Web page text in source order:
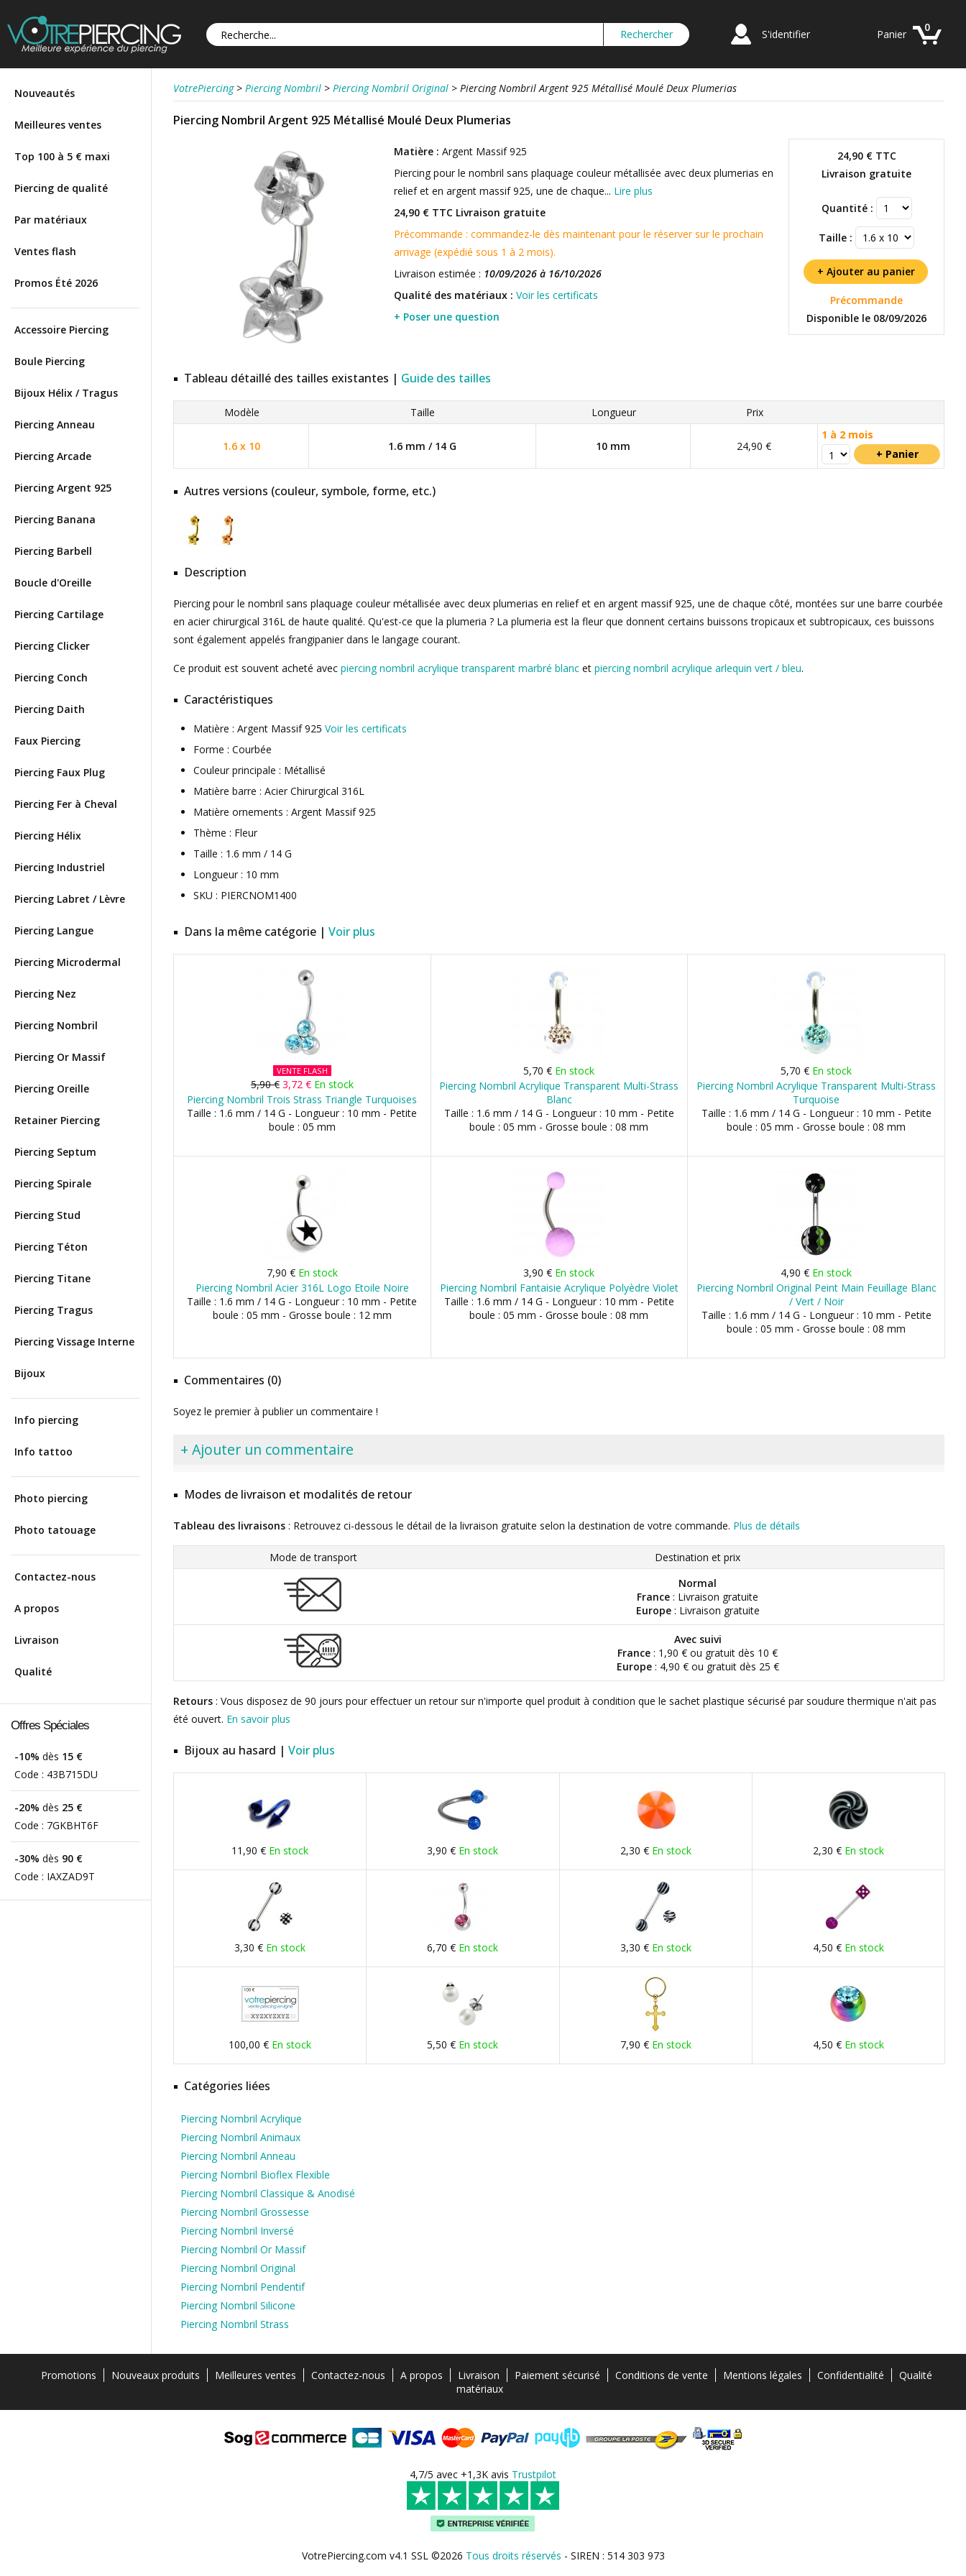
S'identifier
0
Panier
Nouveautés
Meilleures ventes
Top 100 à 5 € maxi
Piercing de qualité
Par matériaux
Ventes flash
Promos Été 2026
Accessoire Piercing
Boule Piercing
Bijoux Hélix / Tragus
Piercing Anneau
Piercing Arcade
Piercing Argent 925
Piercing Banana
Piercing Barbell
Boucle d'Oreille
Piercing Cartilage
Piercing Clicker
Piercing Conch
Piercing Daith
Faux Piercing
Piercing Faux Plug
Piercing Fer à Cheval
Piercing Hélix
Piercing Industriel
Piercing Labret / Lèvre
Piercing Langue
Piercing Microdermal
Piercing Nez
Piercing Nombril
Piercing Or Massif
Piercing Oreille
Retainer Piercing
Piercing Septum
Piercing Spirale
Piercing Stud
Piercing Téton
Piercing Titane
Piercing Tragus
Piercing Vissage Interne
Bijoux
Info piercing
Info tattoo
Photo piercing
Photo tatouage
Contactez-nous
A propos
Livraison
Qualité
Offres Spéciales
-10% dès 15 €
Code : 43B715DU
-20% dès 25 €
Code : 7GKBHT6F
-30% dès 90 €
Code : IAXZAD9T
VotrePiercing > Piercing Nombril > Piercing Nombril Original > Piercing Nombril Argent 925 Métallisé Moulé Deux Plumerias
Piercing Nombril Argent 925 Métallisé Moulé Deux Plumerias
24,90 €TTC
Livraison gratuite
Quantité :
Taille :
Précommande
Disponible le 08/09/2026
Matière : Argent Massif 925
Piercing pour le nombril sans plaquage couleur métallisée avec deux plumerias en
relief et en argent massif 925, une de chaque... Lire plus
24,90 € TTC Livraison gratuite
Précommande : commandez-le dès maintenant pour le réserver sur le prochain
arrivage (expédié sous 1 à 2 mois).
Livraison estimée : 10/09/2026 à 16/10/2026
Qualité des matériaux : Voir les certificats
+ Poser une question
Tableau détaillé des tailles existantes | Guide des tailles
Modèle Taille Longueur Prix
1.6 x 10 1.6 mm / 14 G 10 mm 24,90 €
1 à 2 mois
Autres versions (couleur, symbole, forme, etc.)
Description
Piercing pour le nombril sans plaquage couleur métallisée avec deux plumerias en relief et en argent massif 925, une de chaque côté, montées sur une barre courbée
en acier chirurgical 316L de haute qualité. Qu'est-ce que la plumeria ? La plumeria est la fleur que donnent certains buissons tropicaux et subtropicaux, ces buissons
sont également appelés frangipanier dans le langage courant.
Ce produit est souvent acheté avec piercing nombril acrylique transparent marbré blanc et piercing nombril acrylique arlequin vert / bleu.
Caractéristiques
Matière : Argent Massif 925 Voir les certificats
Forme : Courbée
Couleur principale : Métallisé
Matière barre : Acier Chirurgical 316L
Matière ornements : Argent Massif 925
Thème : Fleur
Taille : 1.6 mm / 14 G
Longueur : 10 mm
SKU : PIERCNOM1400
Dans la même catégorie | Voir plus
VENTE FLASH
5,90 € 3,72 € En stock
Piercing Nombril Trois Strass Triangle Turquoises
Taille : 1.6 mm / 14 G - Longueur : 10 mm - Petite
boule : 05 mm
5,70 € En stock
Piercing Nombril Acrylique Transparent Multi-Strass
Blanc
Taille : 1.6 mm / 14 G - Longueur : 10 mm - Petite
boule : 05 mm - Grosse boule : 08 mm
5,70 € En stock
Piercing Nombril Acrylique Transparent Multi-Strass
Turquoise
Taille : 1.6 mm / 14 G - Longueur : 10 mm - Petite
boule : 05 mm - Grosse boule : 08 mm
7,90 € En stock
Piercing Nombril Acier 316L Logo Etoile Noire
Taille : 1.6 mm / 14 G - Longueur : 10 mm - Petite
boule : 05 mm - Grosse boule : 12 mm
3,90 € En stock
Piercing Nombril Fantaisie Acrylique Polyèdre Violet
Taille : 1.6 mm / 14 G - Longueur : 10 mm - Petite
boule : 05 mm - Grosse boule : 08 mm
4,90 € En stock
Piercing Nombril Original Peint Main Feuillage Blanc
/ Vert / Noir
Taille : 1.6 mm / 14 G - Longueur : 10 mm - Petite
boule : 05 mm - Grosse boule : 08 mm
Commentaires (0)
Soyez le premier à publier un commentaire !
+ Ajouter un commentaire
Modes de livraison et modalités de retour
Tableau des livraisons : Retrouvez ci-dessous le détail de la livraison gratuite selon la destination de votre commande. Plus de détails
Mode de transport
Destination et prix
Normal
France : Livraison gratuite
Europe: Livraison gratuite
Avec suivi
France : 1,90 € ou gratuit dès 10 €
Europe: 4,90 € ou gratuit dès 25 €
Retours : Vous disposez de 90 jours pour effectuer un retour sur n'importe quel produit à condition que le sachet plastique sécurisé par soudure thermique n'ait pas
été ouvert. En savoir plus
Bijoux au hasard | Voir plus
11,90 € En stock 3,90 € En stock 2,30 € En stock 2,30 € En stock
3,30 € En stock 6,70 € En stock 3,30 € En stock 4,50 € En stock
100,00 € En stock 5,50 € En stock 7,90 € En stock 4,50 € En stock
Catégories liées
Piercing Nombril Acrylique
Piercing Nombril Animaux
Piercing Nombril Anneau
Piercing Nombril Bioflex Flexible
Piercing Nombril Classique & Anodisé
Piercing Nombril Grossesse
Piercing Nombril Inversé
Piercing Nombril Or Massif
Piercing Nombril Original
Piercing Nombril Pendentif
Piercing Nombril Silicone
Piercing Nombril Strass
Promotions Nouveaux produits Meilleures ventes Contactez-nous A propos Livraison Paiement sécurisé Conditions de vente Mentions légales Confidentialité
Qualité
matériaux
4,7/5 avec +1,3K avis Trustpilot
VotrePiercing.com v4.1 SSL ©2026 Tous droits réservés - SIREN : 514 303 973